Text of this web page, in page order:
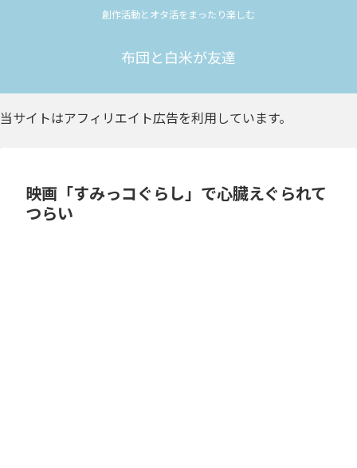
創作活動とオタ活をまったり楽しむ
布団と白米が友達
当サイトはアフィリエイト広告を利用しています。
映画「すみっコぐらし」で心臓えぐられて
つらい